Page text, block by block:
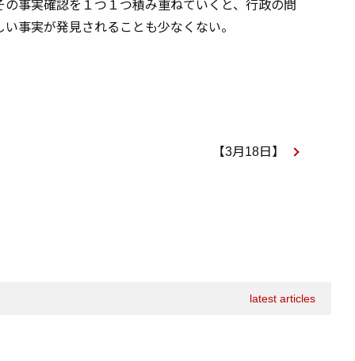
事実確認を１つ１つ積み重ねていくと、行政の問
事実が発見されることも少なくない。
【3月18日】
latest articles